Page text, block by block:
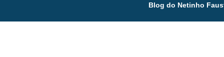
Blog do Netinho